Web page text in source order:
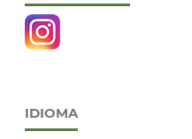
IDIOMA